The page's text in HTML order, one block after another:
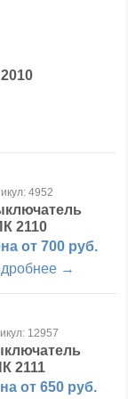
4952
2110
от 700 руб.
→
12957
2111
от 650 руб.